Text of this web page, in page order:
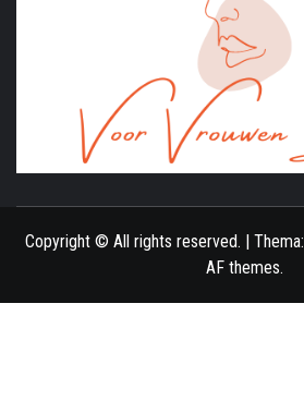
Copyright © All rights reserved. | Thema:
AF themes.